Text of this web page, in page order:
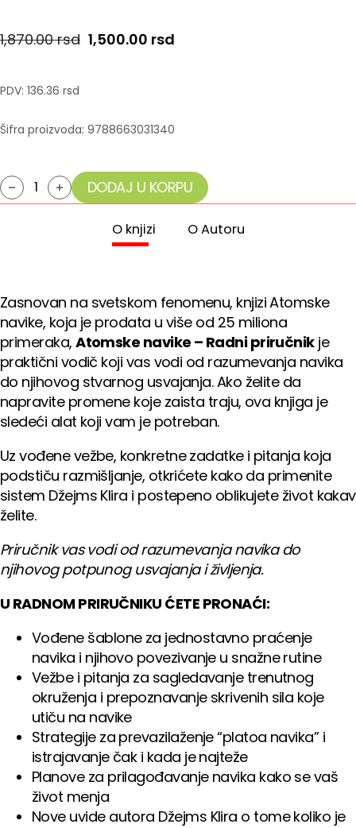
1,870.00rsd Originalna cena je bila: 1,870.00 rsd.
1,500.00 rsd
PDV: 136.36 rsd
Šifra proizvoda: 9788663031340
Atomske navike - Radni priručnik količina
DODAJ U KORPU
O knjizi O Autoru
Zasnovan na svetskom fenomenu, knjizi Atomske
navike, koja je prodata u više od 25 miliona
primeraka,Atomske navike – Radni priručnikje
praktični vodič koji vas vodi od razumevanja navika
do njihovog stvarnog usvajanja. Ako želite da
napravite promene koje zaista traju, ova knjiga je
sledeći alat koji vam je potreban.
Uz vođene vežbe, konkretne zadatke i pitanja koja
podstiču razmišljanje, otkrićete kako da primenite
sistem Džejms Klira i postepeno oblikujete život kakav
želite.
Priručnik vas vodi od razumevanja navika do
njihovog potpunog usvajanja i življenja.
U RADNOM PRIRUČNIKU ĆETE PRONAĆI:
Vođene šablone za jednostavno praćenje
navika i njihovo povezivanje u snažne rutine
Vežbe i pitanja za sagledavanje trenutnog
okruženja i prepoznavanje skrivenih sila koje
utiču na navike
Strategije za prevazilaženje “platoa navika” i
istrajavanje čak i kada je najteže
Planove za prilagođavanje navika kako se vaš
život menja
Nove uvide autora Džejms Klira o tome koliko je